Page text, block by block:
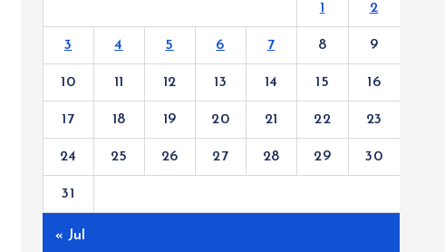
1 2
3 4 5 6 7 8 9
10 11 12 13 14 15 16
17 18 19 20 21 22 23
24 25 26 27 28 29 30
31
« Jul